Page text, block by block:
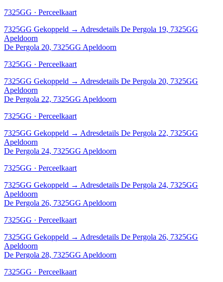
7325GG · Perceelkaart
7325GG Gekoppeld → Adresdetails De Pergola 19, 7325GG
Apeldoorn
De Pergola 20, 7325GG Apeldoorn
7325GG · Perceelkaart
7325GG Gekoppeld → Adresdetails De Pergola 20, 7325GG
Apeldoorn
De Pergola 22, 7325GG Apeldoorn
7325GG · Perceelkaart
7325GG Gekoppeld → Adresdetails De Pergola 22, 7325GG
Apeldoorn
De Pergola 24, 7325GG Apeldoorn
7325GG · Perceelkaart
7325GG Gekoppeld → Adresdetails De Pergola 24, 7325GG
Apeldoorn
De Pergola 26, 7325GG Apeldoorn
7325GG · Perceelkaart
7325GG Gekoppeld → Adresdetails De Pergola 26, 7325GG
Apeldoorn
De Pergola 28, 7325GG Apeldoorn
7325GG · Perceelkaart